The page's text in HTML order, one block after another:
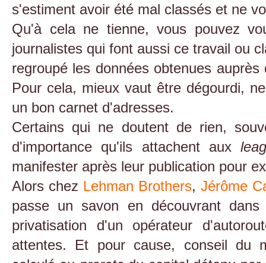
s'estiment avoir été mal classés et ne
Qu'à cela ne tienne, vous pouvez
journalistes qui font aussi ce travail ou
regroupé les données obtenues
Pour cela, mieux vaut être dégourdi,
un bon carnet d'adresses.
Certains qui ne doutent de rien,
d'importance qu'ils attachent aux
manifester après leur publication pour
Alors chez Lehman Brothers, Jérôme
passe un savon en découvrant
privatisation d'un opérateur
attentes. Et pour cause, conseil du